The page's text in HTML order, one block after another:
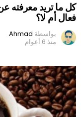
كل ما تريد معرفته
فعال أم لا؟
بواسطة Ahmad
منذ 6 أعوام